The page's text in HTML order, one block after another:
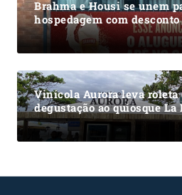
Brahma e Housi se unem
hospedagem com
Vinícola Aurora leva roleta
degustação ao quiosque La